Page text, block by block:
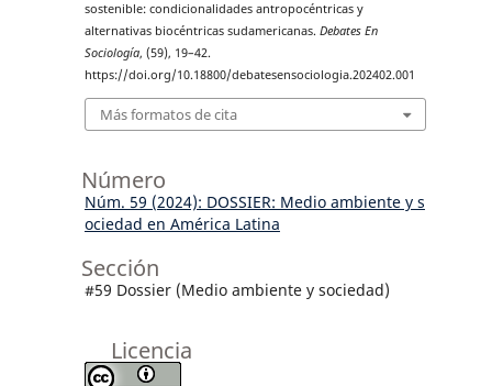
sostenible: condicionalidades antropocéntricas y
alternativas biocéntricas sudamericanas. Debates En
Sociología, (59), 19–42.
https://doi.org/10.18800/debatesensociologia.202402.001
Más formatos de cita
Número
Núm. 59 (2024): DOSSIER: Medio ambiente y s
ociedad en América Latina
Sección
#59 Dossier (Medio ambiente y sociedad)
Licencia